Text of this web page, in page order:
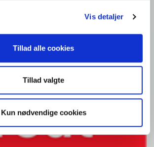
Vis detaljer
Tillad alle cookies
Tillad valgte
Kun nødvendige cookies
Foodservice: Produkter